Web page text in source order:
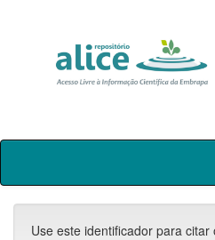
Skip
Use este identificador para